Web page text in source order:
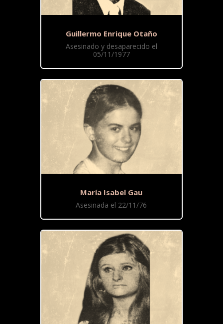
Guillermo Enrique Otaño
Asesinado y desaparecido el
05/11/1977
María Isabel Gau
Asesinada el 22/11/76